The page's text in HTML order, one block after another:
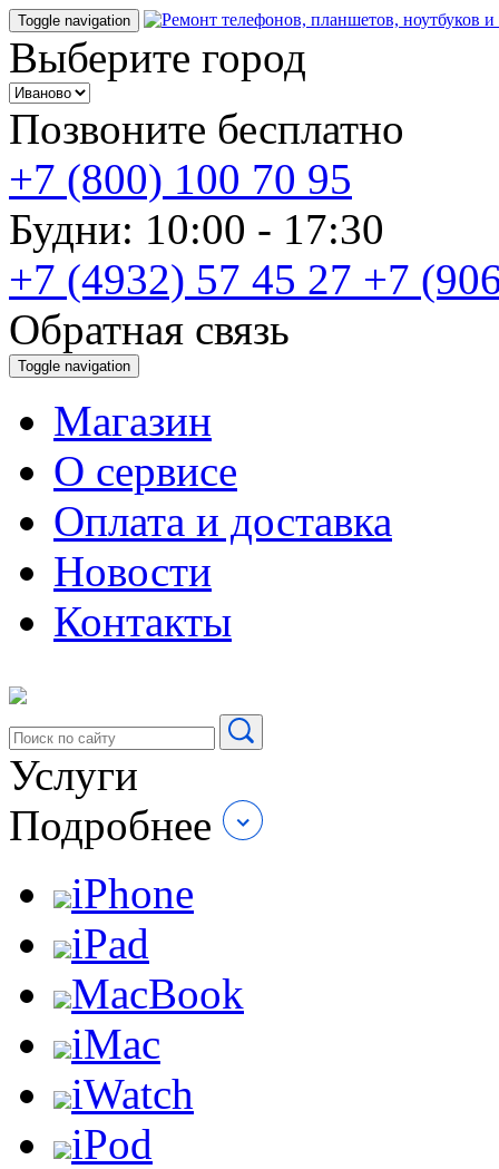
Toggle navigation
Выберите город
Позвоните бесплатно
+7 (800) 100 70 95
Будни: 10:00 - 17:30
+7 (4932) 57 45 27 +7
Обратная связь
Toggle navigation
Магазин
О cервисе
Оплата и доставка
Новости
Контакты
Услуги
Подробнее
iPhone
iPad
MacBook
iMac
iWatch
iPod